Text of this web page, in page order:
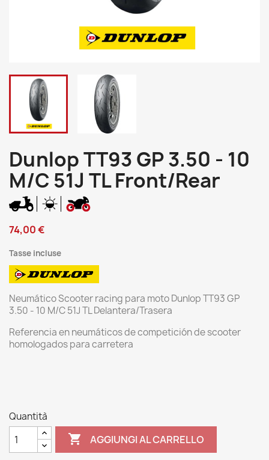
Dunlop TT93 GP 3.50 - 10
M/C 51J TL Front/Rear
74,00 €
Tasse incluse
Neumático Scooter racing para moto Dunlop TT93 GP
3.50 - 10 M/C 51J TL Delantera/Trasera
Referencia en neumáticos de competición de scooter
homologados para carretera
Quantità
 AGGIUNGI AL CARRELLO